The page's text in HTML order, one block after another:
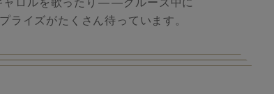
ャロルを歌ったり——クルーズ中に
ライズがたくさん待っています。